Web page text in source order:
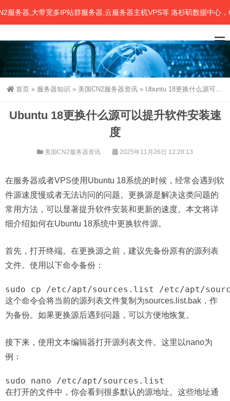
器,大带宽多IP站群服务器,云服务器主机VPS等.洛杉矶数据中心，
首页 » 服务器知识 » 美国CN2服务器资讯 » Ubuntu 18更换什么源可以提升软件安装速度
Ubuntu 18更换什么源可以提升软件安装速
度
美国CN2服务器资讯 2025年11月26日 12:28:13
在服务器或者VPS使用Ubuntu 18系统的时候，经常会遇到软
件源速度慢或者无法访问的问题。更换源是解决这类问题的
常用方法，可以显著提升软件安装和更新的速度。本文将详
细介绍如何在Ubuntu 18系统中更换软件源。
首先，打开终端。在更换源之前，建议先备份原有的源列表
文件。使用以下命令备份：
sudo cp /etc/apt/sources.list /etc/apt/
这个命令会将当前的源列表文件复制为sources.list.bak，作
为备份。如果更换源后遇到问题，可以方便地恢复。
接下来，使用文本编辑器打开源列表文件。这里以nano为
例：
sudo nano /etc/apt/sources.list
在打开的文件中，你会看到很多默认的源地址。这些地址通